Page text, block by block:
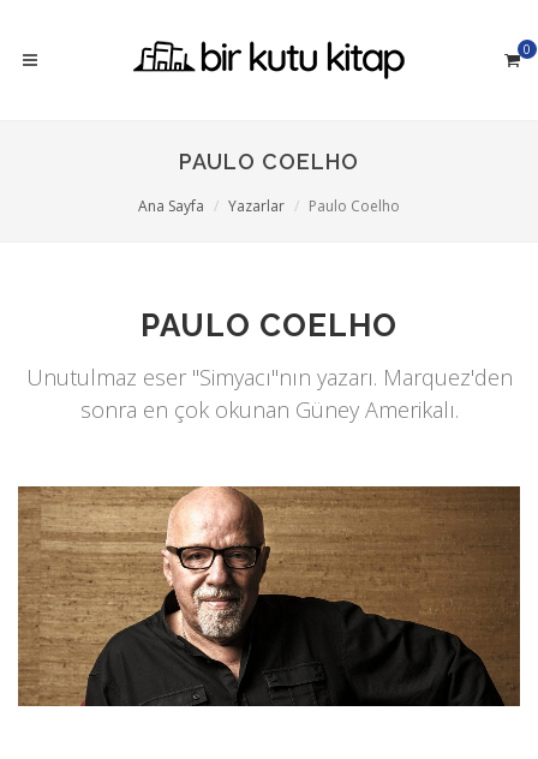
0
PAULO COELHO
Ana Sayfa Yazarlar Paulo Coelho
PAULO COELHO
Unutulmaz eser "Simyacı"nın yazarı. Marquez'den
sonra en çok okunan Güney Amerikalı.